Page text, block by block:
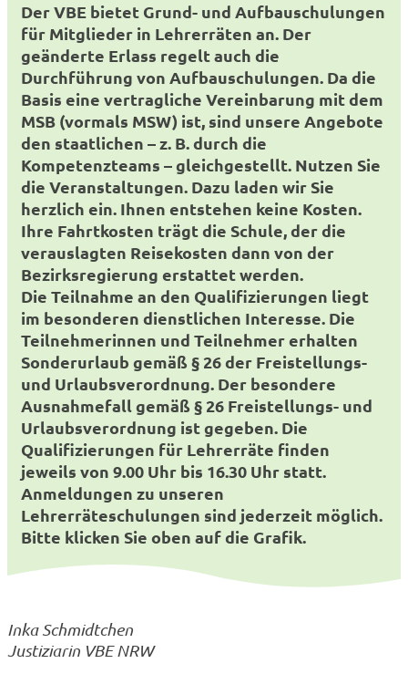
Der VBE bietet Grund- und Aufbauschulungen
für Mitglieder in Lehrerräten an. Der
geänderte Erlass regelt auch die
Durchführung von Aufbauschulungen. Da die
Basis eine vertragliche Vereinbarung mit dem
MSB (vormals MSW) ist, sind unsere Angebote
den staatlichen – z. B. durch die
Kompetenzteams – gleichgestellt. Nutzen Sie
die Veranstaltungen. Dazu laden wir Sie
herzlich ein. Ihnen entstehen keine Kosten.
Ihre Fahrtkosten trägt die Schule, der die
verauslagten Reisekosten dann von der
Bezirksregierung erstattet werden.
Die Teilnahme an den Qualifizierungen liegt
im besonderen dienstlichen Interesse. Die
Teilnehmerinnen und Teilnehmer erhalten
Sonderurlaub gemäß § 26 der Freistellungs-
und Urlaubsverordnung. Der besondere
Ausnahmefall gemäß § 26 Freistellungs- und
Urlaubsverordnung ist gegeben. Die
Qualifizierungen für Lehrerräte finden
jeweils von 9.00 Uhr bis 16.30 Uhr statt.
Anmeldungen zu unseren
Lehrerräteschulungen sind jederzeit möglich.
Bitte klicken Sie oben auf die Grafik.
Inka Schmidtchen
Justiziarin VBE NRW